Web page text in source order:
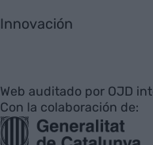
Innovación
Web auditado por OJD
Con la colaboración de: